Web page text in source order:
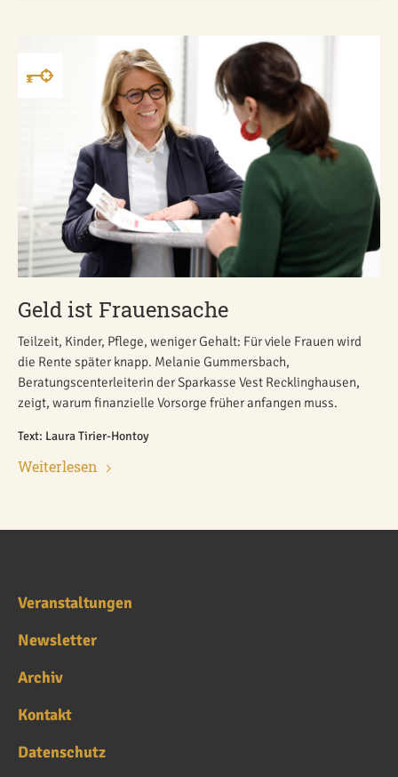
Geld ist Frauensache
Teilzeit, Kinder, Pflege, weniger Gehalt: Für viele Frauen wird
die Rente später knapp. Melanie Gummersbach,
Beratungscenterleiterin der Sparkasse Vest Recklinghausen,
zeigt, warum finanzielle Vorsorge früher anfangen muss.
Text: Laura Tirier-Hontoy
Weiterlesen
Veranstaltungen
Newsletter
Archiv
Kontakt
Datenschutz